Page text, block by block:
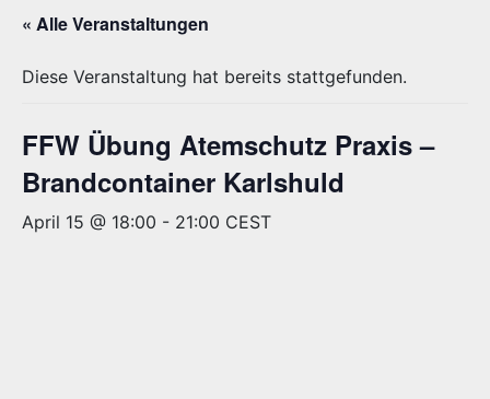
« Alle Veranstaltungen
Diese Veranstaltung hat bereits stattgefunden.
FFW Übung Atemschutz Praxis –
Brandcontainer Karlshuld
April 15 @ 18:00 - 21:00 CEST